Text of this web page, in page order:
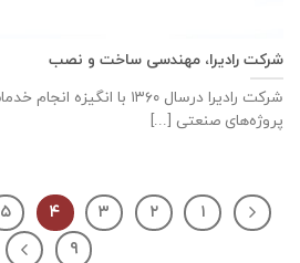
شرکت رادیرا، مهندسی ساخت و نصب
شرکت رادیرا درسال ۱۳۶۰ با
پروژه‌های صنعتی [...]
۱ ۲ ۳ ۴ ۵
۹